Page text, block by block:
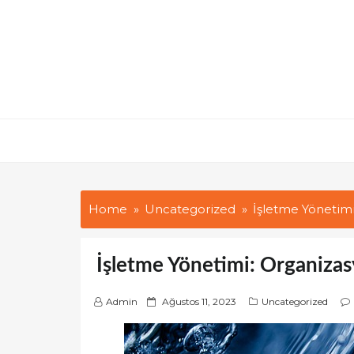
Home Uncategorized İşletme
İşletme Yönetimi:
Admin
P
s
Ağustos 11, 2023 Uncategorized